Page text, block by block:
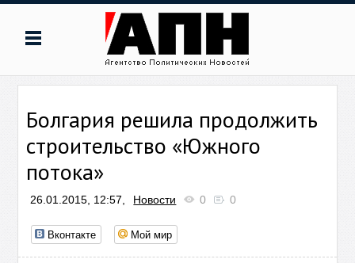
Болгария решила продолжить
строительство «Южного
потока»
26.01.2015, 12:57, Новости 0 0
Вконтакте Мой мир